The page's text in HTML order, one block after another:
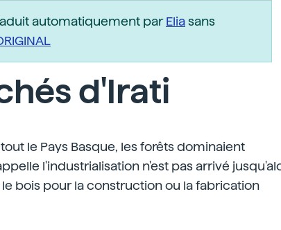
automatiquement parEliasans
d'Irati
le Pays Basque, les forêts dominaient
l'industrialisation n'est pas arrivé
bois pour la construction ou la fabrication